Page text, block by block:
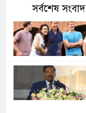
সর্বশেষ সংবাদ